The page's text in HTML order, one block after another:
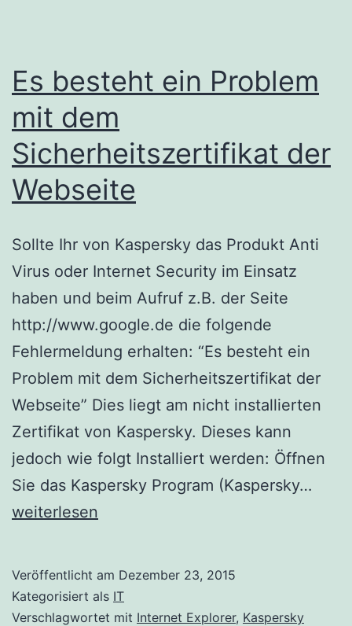
Es besteht ein Problem
mit dem
Sicherheitszertifikat der
Webseite
Sollte Ihr von Kaspersky das Produkt Anti
Virus oder Internet Security im Einsatz
haben und beim Aufruf z.B. der Seite
http://www.google.de die folgende
Fehlermeldung erhalten: “Es besteht ein
Problem mit dem Sicherheitszertifikat der
Webseite” Dies liegt am nicht installierten
Zertifikat von Kaspersky. Dieses kann
jedoch wie folgt Installiert werden: Öffnen
Sie das Kaspersky Program (Kaspersky…
weiterlesen
Veröffentlicht am Dezember 23, 2015
Kategorisiert als IT
Verschlagwortet mit Internet Explorer, Kaspersky